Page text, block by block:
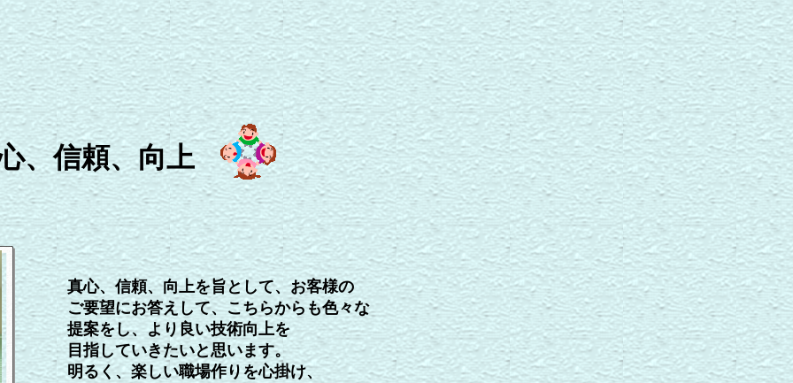
、信頼、向上
真心、信頼、向上を旨として、お客様の
ご要望にお答えして、こちらからも色々な
提案をし、より良い技術向上を
目指していきたいと思います。
明るく、楽しい職場作りを心掛け、